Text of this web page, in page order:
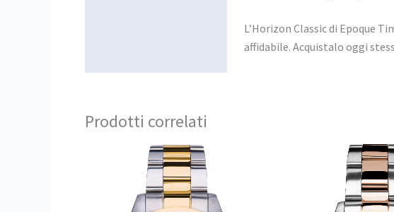
L’Horizon Classic di Epoque
affidabile. Acquistalo oggi
Prodotti correlati